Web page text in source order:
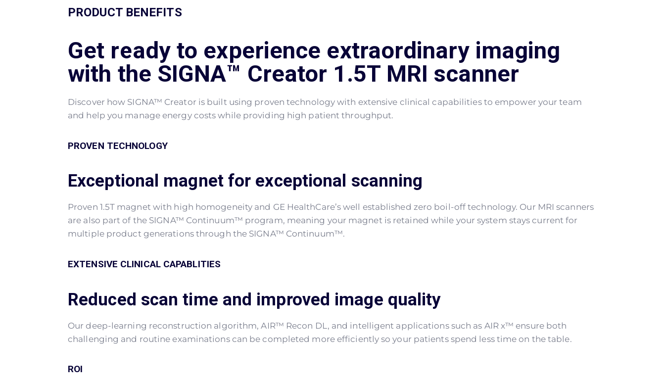
PRODUCT BENEFITS
Get ready to experience extraordinary imaging
with the SIGNA™ Creator 1.5T MRI scanner
Discover how SIGNA™ Creator is built using proven technology with extensive clinical capabilities to empower your team
and help you manage energy costs while providing high patient throughput.
PROVEN TECHNOLOGY
Exceptional magnet for exceptional scanning
Proven 1.5T magnet with high homogeneity and GE HealthCare’s well established zero boil-off technology. Our MRI scanners
are also part of the SIGNA™ Continuum™ program, meaning your magnet is retained while your system stays current for
multiple product generations through the SIGNA™ Continuum™.
EXTENSIVE CLINICAL CAPABLITIES
Reduced scan time and improved image quality
Our deep-learning reconstruction algorithm, AIR™ Recon DL, and intelligent applications such as AIR x™ ensure both
challenging and routine examinations can be completed more efficiently so your patients spend less time on the table.
ROI